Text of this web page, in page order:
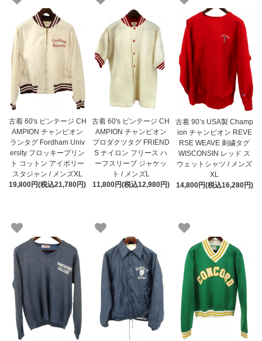
古着 60's ビンテージ CH
AMPION チャンピオン
ランタグ Fordham Univ
ersity フロッキープリン
ト コットン アイボリー
スタジャン / メンズXL
19,800円(税込21,780円)
古着 60's ビンテージ CH
AMPION チャンピオン
プロダクツタグ FRIEND
S ナイロン フリース ハ
ーフスリーブ ジャケッ
ト / メンズL
11,800円(税込12,980円)
古着 90’s USA製 Champ
ion チャンピオン REVE
RSE WEAVE 刺繍タグ
WISCONSIN レッド ス
ウェットシャツ / メンズ
XL
14,800円(税込16,280円)